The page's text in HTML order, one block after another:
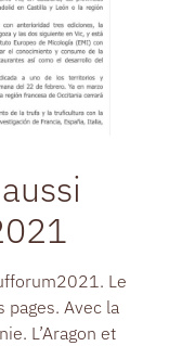
Le
pages. Avec la
L’Aragon et